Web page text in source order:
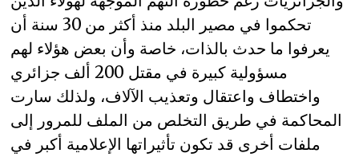
تحكموا في مصير البلد منذ أكثر من 30 سنة أن
يعرفوا ما حدث بالذات، خاصة وأن بعض هؤلاء لهم
مسؤولية كبيرة في مقتل 200 ألف جزائري
واختطاف واعتقال وتعذيب الآلاف، ولذلك سارت
المحاكمة في طريق التخلص من الملف للمرور إلى
ملفات أخرى قد تكون تأثيراتها الإعلامية أكبر في